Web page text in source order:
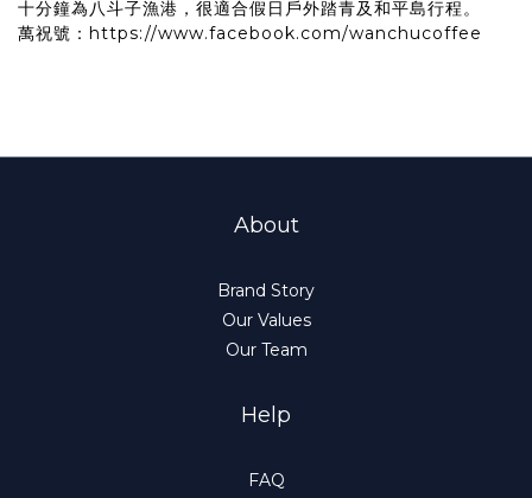
十分鐘為八斗子漁港，很適合假日戶外踏青及和平島行程。
萬祝號： https://www.facebook.com/wanchucoffee
About
Brand Story
Our Values
Our Team
Help
FAQ